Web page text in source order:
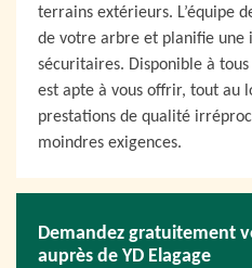
terrains extérieurs. L’équipe
de votre arbre et planifie une
sécuritaires. Disponible à
est apte à vous offrir, tout au
prestations de qualité
moindres exigences.
Demandez gratuitement
auprès de YD Elagage